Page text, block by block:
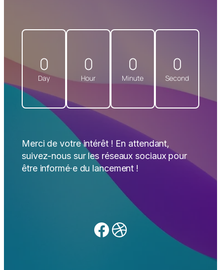
0
Day
0
Hour
0
Minute
0
Second
Merci de votre intérêt ! En attendant,
suivez-nous sur les réseaux sociaux pour
être informé·e du lancement !
Facebook
Dribbble